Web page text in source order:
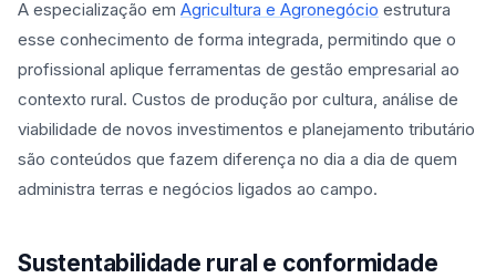
A especialização em Agricultura e Agronegócio estrutura
esse conhecimento de forma integrada, permitindo que o
profissional aplique ferramentas de gestão empresarial ao
contexto rural. Custos de produção por cultura, análise de
viabilidade de novos investimentos e planejamento tributário
são conteúdos que fazem diferença no dia a dia de quem
administra terras e negócios ligados ao campo.
Sustentabilidade rural e conformidade